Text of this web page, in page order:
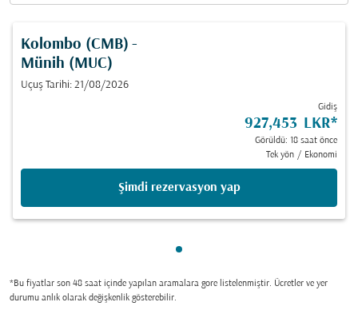
Kolombo (CMB) -
Münih (MUC)
Uçuş Tarihi: 21/08/2026
Gidiş
927,453 LKR*
Görüldü: 18 saat önce
Tek yön / Ekonomi
Şimdi rezervasyon yap
gösteriliyor cmp-pagination-
*Bu fiyatlar son 48 saat içinde yapılan aramalara gore listelenmiştir. Ücretler ve yer
durumu anlık olarak değişkenlik gösterebilir.